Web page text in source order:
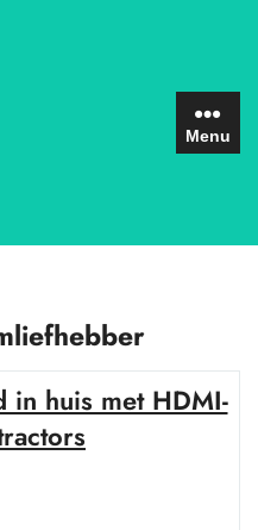
Menu
in huis met HDMI-